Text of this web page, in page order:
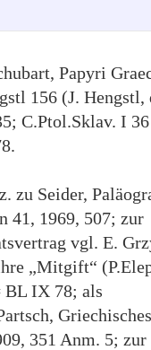
Papyri
156 (J.
C.Ptol.Sklav. I
zu Seider,
41, 1969, 507; zur
vgl. E.
„Mitgift“
BL IX 78; als
Griechisches
351 Anm. 5;